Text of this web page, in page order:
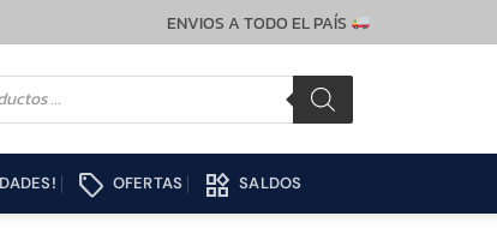
ENVIOS A TODO EL PAÍS
local_offer OFERTAS widgets SALDOS